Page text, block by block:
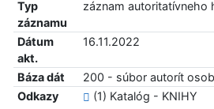
Typ
záznamu
záznam autoritatívneho
Dátum
akt.
16.11.2022
Báza dát
200 - súbor autorít
Odkazy
(1) Katalóg - KNIHY